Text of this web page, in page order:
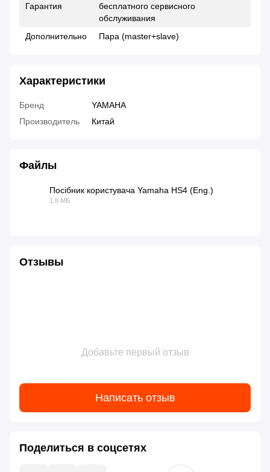
Гарантия
бесплатного сервисного
обслуживания
Дополнительно
Пара (master+slave)
Характеристики
Бренд
YAMAHA
Производитель
Китай
Файлы
Посібник користувача Yamaha HS4 (Eng.)
1.8 МБ
Отзывы
Добавьте первый отзыв
Написать отзыв
Поделиться в соцсетях